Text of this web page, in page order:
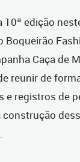
10ª edição
Boqueirão
Caça de
reunir de
e registros de